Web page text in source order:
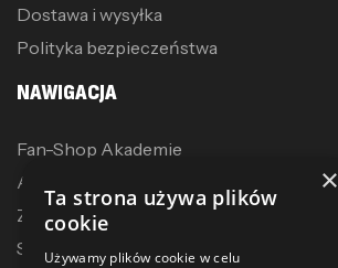
Dostawa i wysyłka
Polityka bezpieczeństwa
NAWIGACJA
Fan-Shop Akademie
Akcesoria treningowe
Zostań dystrybutorem
Sublimacja
×
Ta strona używa plików
cookie
Używamy plików cookie w celu